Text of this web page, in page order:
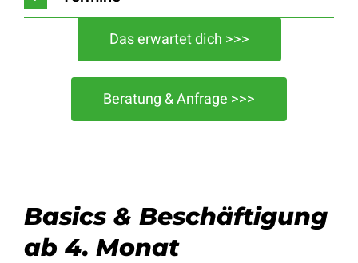
Das erwartet dich >>>
Beratung & Anfrage >>>
Basics & Beschäftigung
ab 4. Monat